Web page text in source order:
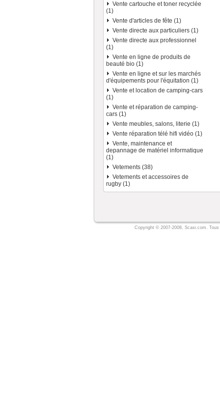
Vente cartouche et toner recyclée
(1)
Vente d'articles de fête (1)
Vente directe aux particuliers (1)
Vente directe aux professionnel
(1)
Vente en ligne de produits de
beauté bio (1)
Vente en ligne et sur les marchés
d'équipements pour l'équitation (1)
Vente et location de camping-cars
(1)
Vente et réparation de camping-
cars (1)
Vente meubles, salons, literie (1)
Vente réparation télé hifi vidéo (1)
Vente, maintenance et
depannage de matériel informatique
(1)
Vetements (38)
Vetements et accessoires de
rugby (1)
Copyright © 2007-2008, Scasi.com.